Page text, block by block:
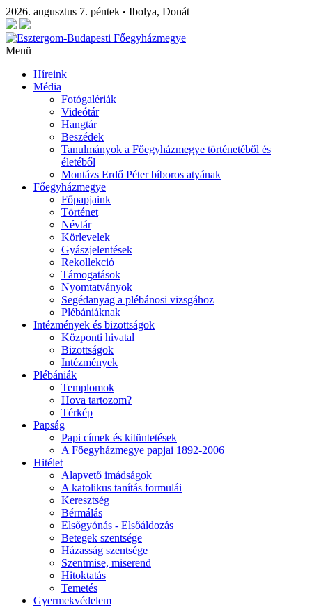
2026. augusztus 7. péntek • Ibolya, Donát
Menü
Híreink
Média
Fotógalériák
Videótár
Hangtár
Beszédek
Tanulmányok a Főegyházmegye történetéből és
életéből
Montázs Erdő Péter bíboros atyának
Főegyházmegye
Főpapjaink
Történet
Névtár
Körlevelek
Gyászjelentések
Rekollekció
Támogatások
Nyomtatványok
Segédanyag a plébánosi vizsgához
Plébániáknak
Intézmények és bizottságok
Központi hivatal
Bizottságok
Intézmények
Plébániák
Templomok
Hova tartozom?
Térkép
Papság
Papi címek és kitüntetések
A Főegyházmegye papjai 1892-2006
Hitélet
Alapvető imádságok
A katolikus tanítás formulái
Keresztség
Bérmálás
Elsőgyónás - Elsőáldozás
Betegek szentsége
Házasság szentsége
Szentmise, miserend
Hitoktatás
Temetés
Gyermekvédelem